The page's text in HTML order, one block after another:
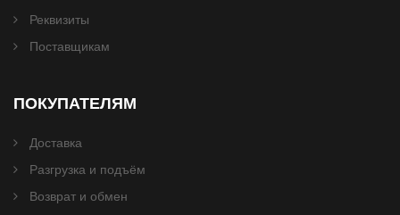
Реквизиты
Поставщикам
ПОКУПАТЕЛЯМ
Доставка
Разгрузка и подъём
Возврат и обмен